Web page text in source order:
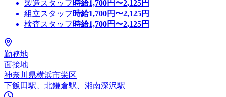
製造スタッフ 時給1,700円〜2,125円
組立スタッフ 時給1,700円〜2,125円
検査スタッフ 時給1,700円〜2,125円
勤務地
面接地
神奈川県横浜市栄区
下飯田駅、北鎌倉駅、湘南深沢駅